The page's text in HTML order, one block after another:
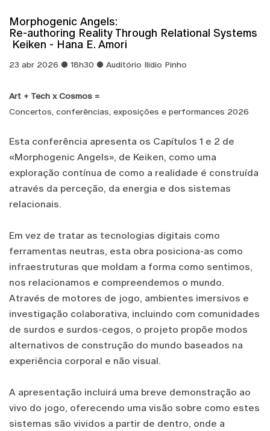
Morphogenic Angels:
Re-authoring Reality Through Relational Systems
Keiken - Hana E. Amori
23 abr 2026 ● 18h30 ● Auditório Ilídio Pinho
Art + Tech x Cosmos =
Concertos, conferências, exposições e performances 2026
Esta conferência apresenta os Capítulos 1 e 2 de
«Morphogenic Angels», de Keiken, como uma
exploração contínua de como a realidade é construída
através da perceção, da energia e dos sistemas
relacionais.
Em vez de tratar as tecnologias digitais como
ferramentas neutras, esta obra posiciona-as como
infraestruturas que moldam a forma como sentimos,
nos relacionamos e compreendemos o mundo.
Através de motores de jogo, ambientes imersivos e
investigação colaborativa, incluindo com comunidades
de surdos e surdos-cegos, o projeto propõe modos
alternativos de construção do mundo baseados na
experiência corporal e não visual.
A apresentação incluirá uma breve demonstração ao
vivo do jogo, oferecendo uma visão sobre como estes
sistemas são vividos a partir de dentro, onde a